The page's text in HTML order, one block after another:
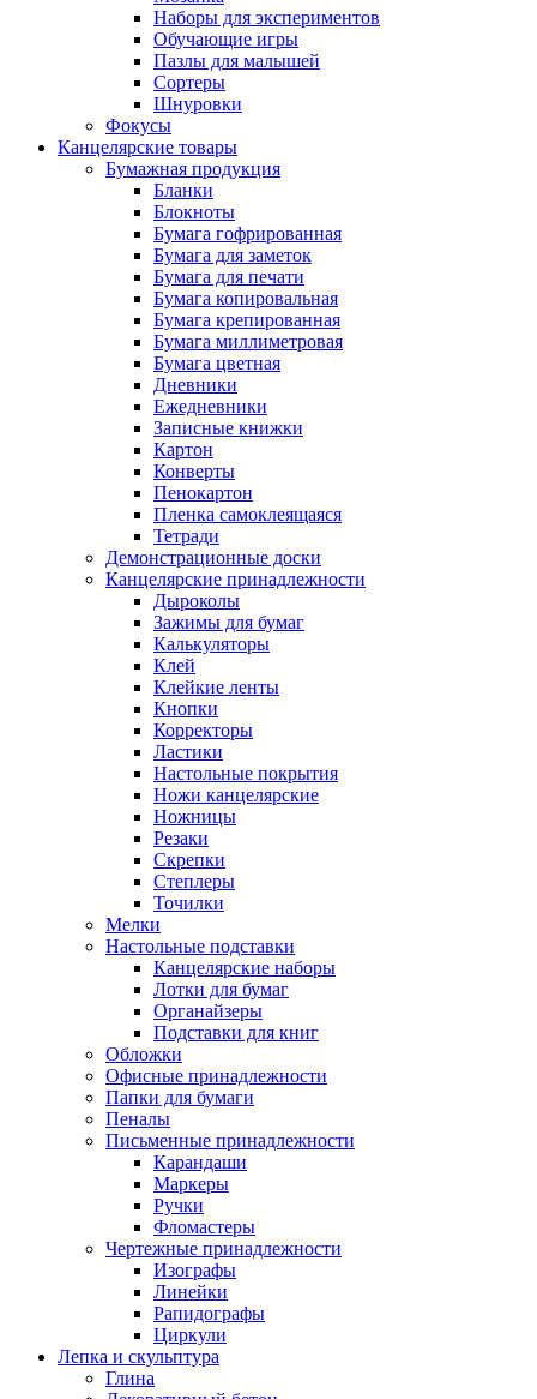
Наборы для экспериментов
Обучающие игры
Пазлы для малышей
Сортеры
Шнуровки
Фокусы
Канцелярские товары
Бумажная продукция
Бланки
Блокноты
Бумага гофрированная
Бумага для заметок
Бумага для печати
Бумага копировальная
Бумага крепированная
Бумага миллиметровая
Бумага цветная
Дневники
Ежедневники
Записные книжки
Картон
Конверты
Пенокартон
Пленка самоклеящаяся
Тетради
Демонстрационные доски
Канцелярские принадлежности
Дыроколы
Зажимы для бумаг
Калькуляторы
Клей
Клейкие ленты
Кнопки
Корректоры
Ластики
Настольные покрытия
Ножи канцелярские
Ножницы
Резаки
Скрепки
Степлеры
Точилки
Мелки
Настольные подставки
Канцелярские наборы
Лотки для бумаг
Органайзеры
Подставки для книг
Обложки
Офисные принадлежности
Папки для бумаги
Пеналы
Письменные принадлежности
Карандаши
Маркеры
Ручки
Фломастеры
Чертежные принадлежности
Изографы
Линейки
Рапидографы
Циркули
Лепка и скульптура
Глина